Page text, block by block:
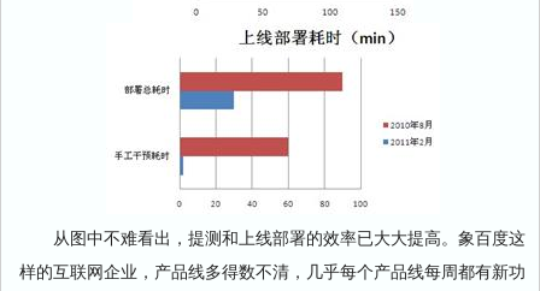
从图中不难看出，提测和上线部署的效率已大大提高。象百度这
样的互联网企业，产品线多得数不清，几乎每个产品线每周都有新功